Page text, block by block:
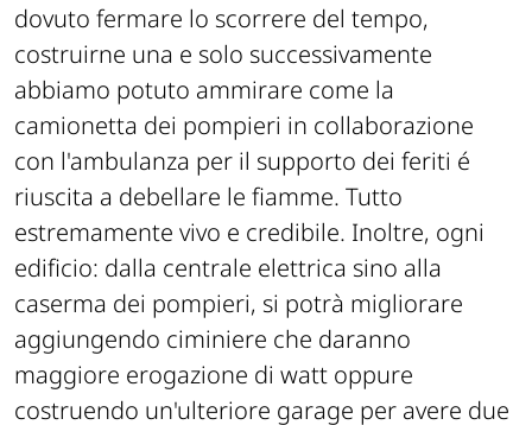
dovuto fermare lo scorrere del tempo,
costruirne una e solo successivamente
abbiamo potuto ammirare come la
camionetta dei pompieri in collaborazione
con l'ambulanza per il supporto dei feriti é
riuscita a debellare le fiamme. Tutto
estremamente vivo e credibile. Inoltre, ogni
edificio: dalla centrale elettrica sino alla
caserma dei pompieri, si potrà migliorare
aggiungendo ciminiere che daranno
maggiore erogazione di watt oppure
costruendo un'ulteriore garage per avere due